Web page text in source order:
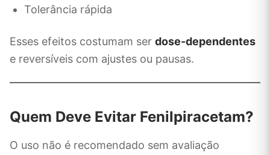
Tolerância rápida
Esses efeitos costumam ser dose-dependentes
e reversíveis com ajustes ou pausas.
Quem Deve Evitar Fenilpiracetam?
O uso não é recomendado sem avaliação